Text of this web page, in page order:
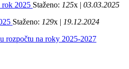
rok 2025 Staženo: 125x | 03.03.2025
Staženo: 129x | 19.12.2024
rozpočtu na roky 2025-2027